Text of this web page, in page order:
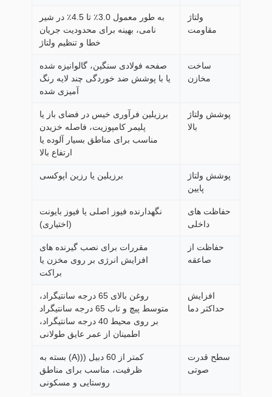
ولتاژ
مقاومت
به طور معمول 3.0٪ تا 4.5٪ در شیر
نامی، بهینه برای محدودیت جریان
خطا و تنظیم ولتاژ
ساخت
مخازن
صفحه فولادی سنگین، گالوانیزه شده
یا با پوشش ضد خوردگی چند لایه رنگ
آمیزی شده
پوشش ولتاژ
بالا
برزیلین فرآوری خیس در فضای باز یا
پلیمر کامپوزیت، فاصله خزیدن
مناسب برای مناطق بسیار آلوده یا
ارتفاع بالا
پوشش ولتاژ
پایین
برزیلین یا رزین اپوکسی
حفاظت های
داخلی
نگهدارنده فیوز اصلی یا فیوز بایونت
(اختیاری)
حفاظت از
صاعقه
مقررات برای نصب گیرنده های
افزایش انرژی بر روی مخزن یا
براکت
افزایش
حداکثر دما
روغن بالای 65 درجه سانتیگراد،
متوسط پیچ و تاب 65 درجه سانتیگراد
بر روی محیط 40 درجه سانتیگراد،
اطمینان از عمر عایق طولانی
سطح قدرت
صوتی
کمتر از 60 دبیل (((A) بسته به
ظرفیت، مناسب برای مناطق
روستایی و مسکونی